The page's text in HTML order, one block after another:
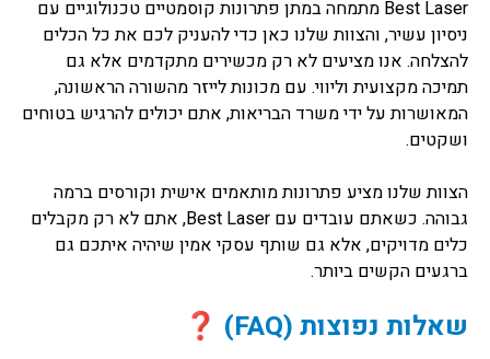
Best Laser מתמחה במתן פתרונות קוסמטיים טכנולוגיים עם
ניסיון עשיר, והצוות שלנו כאן כדי להעניק לכם את כל הכלים
להצלחה. אנו מציעים לא רק מכשירים מתקדמים אלא גם
תמיכה מקצועית וליווי. עם מכונות לייזר מהשורה הראשונה,
המאושרות על ידי משרד הבריאות, אתם יכולים להרגיש בטוחים
ושקטים.
הצוות שלנו מציע פתרונות מותאמים אישית וקורסים ברמה
גבוהה. כשאתם עובדים עם Best Laser, אתם לא רק מקבלים
כלים מדויקים, אלא גם שותף עסקי אמין שיהיה איתכם גם
ברגעים הקשים ביותר.
שאלות נפוצות (FAQ) ❓